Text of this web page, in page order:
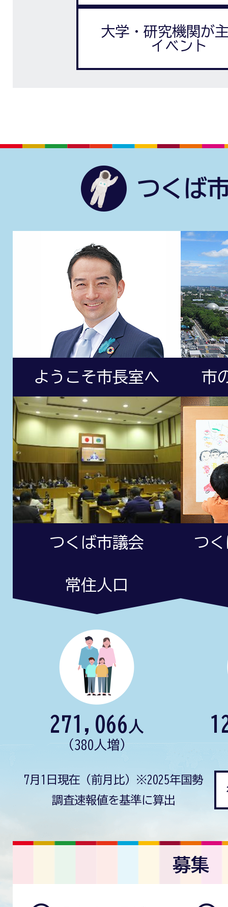
大学・研究機関が
イベント
つくば
ようこそ市長室へ 市
つくば市議会 つ
常住人口
271,066 人
（380人増）
7月1日現在（前月比）※2025年国勢
調査速報値を基準に算出
募集